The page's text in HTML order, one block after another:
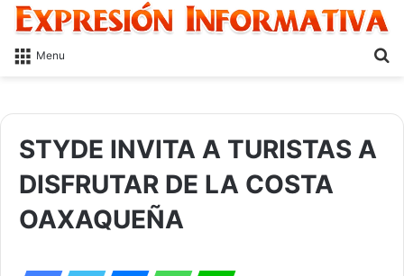
Menu
STYDE INVITA A TURISTAS A
DISFRUTAR DE LA COSTA
OAXAQUEÑA